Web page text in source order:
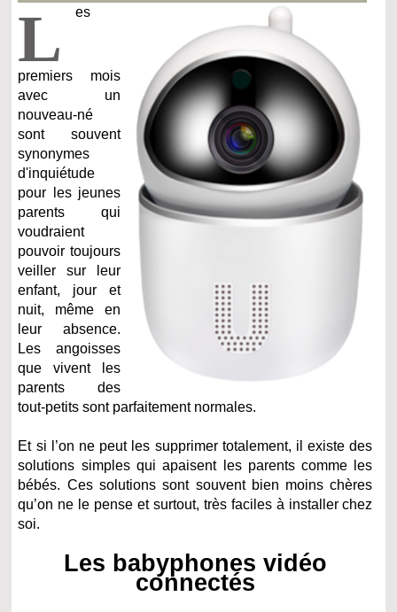
L es
premiers mois
avec un
nouveau-né
sont souvent
synonymes
d'inquiétude
pour les jeunes
parents qui
voudraient
pouvoir toujours
veiller sur leur
enfant, jour et
nuit, même en
leur absence.
Les angoisses
que vivent les
parents des
tout-petits sont parfaitement normales.
Et si l’on ne peut les supprimer totalement, il existe des
solutions simples qui apaisent les parents comme les
bébés. Ces solutions sont souvent bien moins chères
qu’on ne le pense et surtout, très faciles à installer chez
soi.
Les babyphones vidéo
connectés